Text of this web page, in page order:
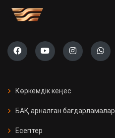
Көркемдік кеңес
БАҚ арналған бағдарламалар
Есептер